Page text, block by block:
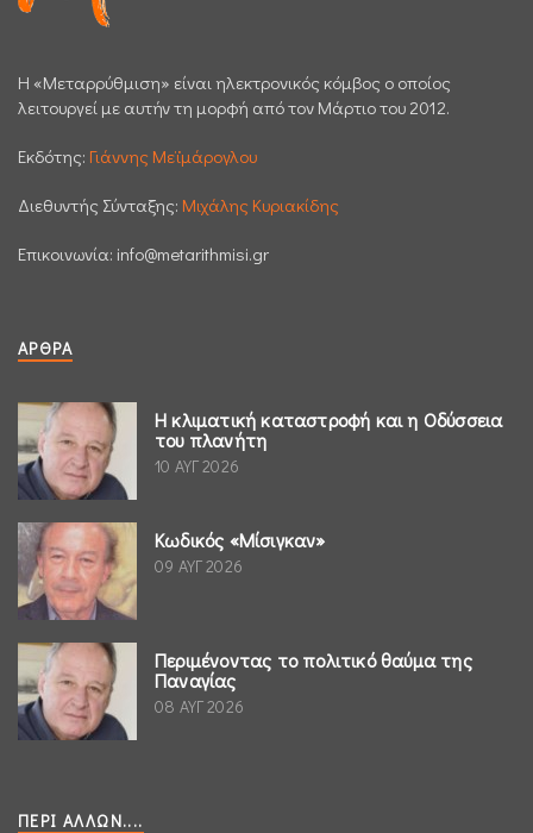
H «Μεταρρύθμιση» είναι ηλεκτρονικός κόμβος ο οποίος
λειτουργεί με αυτήν τη μορφή από τον Μάρτιο του 2012.
Εκδότης: Γιάννης Μεϊμάρογλου
Διεθυντής Σύνταξης: Μιχάλης Κυριακίδης
Επικοινωνία: info@metarithmisi.gr
ΆΡΘΡΑ
Η κλιματική καταστροφή και η Οδύσσεια
του πλανήτη
10 ΑΥΓ 2026
Κωδικός «Μίσιγκαν»
09 ΑΥΓ 2026
Περιμένοντας το πολιτικό θαύμα της
Παναγίας
08 ΑΥΓ 2026
ΠΕΡΊ ΆΛΛΩΝ....